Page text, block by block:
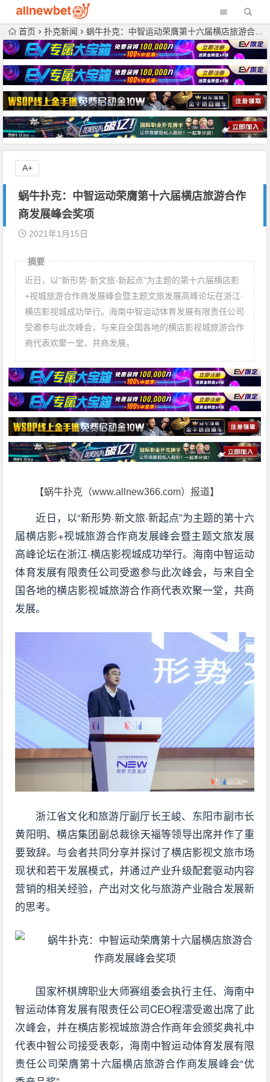
首页 扑克新闻 蜗牛扑克：中智运动荣膺第十六届横店旅游合作商发展峰会奖项
蜗牛扑克：中智运动荣膺第十六届横店旅游合作
商发展峰会奖项
2021年1月15日
摘要
近日，以“新形势·新文旅·新起点”为主题的第十六届横店影
+视城旅游合作商发展峰会暨主题文旅发展高峰论坛在浙江·
横店影视城成功举行。海南中智运动体育发展有限责任公司
受邀参与此次峰会，与来自全国各地的横店影视城旅游合作
商代表欢聚一堂，共商发展。
【蜗牛扑克（www.allnew366.com）报道】
近日，以“新形势·新文旅·新起点”为主题的第十六
届横店影+视城旅游合作商发展峰会暨主题文旅发展
高峰论坛在浙江·横店影视城成功举行。海南中智运动
体育发展有限责任公司受邀参与此次峰会，与来自全
国各地的横店影视城旅游合作商代表欢聚一堂，共商
发展。
浙江省文化和旅游厅副厅长王峻、东阳市副市长
黄阳明、横店集团副总裁徐天福等领导出席并作了重
要致辞。与会者共同分享并探讨了横店影视文旅市场
现状和若干发展模式，并通过产业升级配套驱动内容
营销的相关经验，产出对文化与旅游产业融合发展新
的思考。
国家杯棋牌职业大师赛组委会执行主任、海南中
智运动体育发展有限责任公司CEO程澐受邀出席了此
次峰会，并在横店影视城旅游合作商年会颁奖典礼中
代表中智公司接受表彰，海南中智运动体育发展有限
责任公司荣膺第十六届横店旅游合作商发展峰会“优
A+